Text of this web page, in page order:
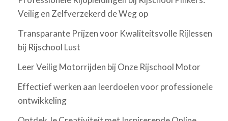
Veilig en Zelfverzekerd de Weg op
Transparante Prijzen voor Kwaliteitsvolle Rijlessen
bij Rijschool Lust
Leer Veilig Motorrijden bij Onze Rijschool Motor
Effectief werken aan leerdoelen voor professionele
ontwikkeling